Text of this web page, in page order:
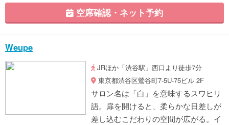
空席確認・ネット予約
Weupe
JRほか「渋谷駅」西口より徒歩7分
東京都渋谷区鶯谷町7-5U-75ビル 2F
サロン名は「白」を意味するスワヒリ
語。扉を開けると、柔らかな日差しが
差し込むこだわりの空間が広がる。イ